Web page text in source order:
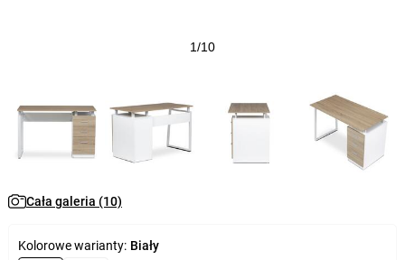
1/10
Cała galeria (10)
Kolorowe warianty: Biały